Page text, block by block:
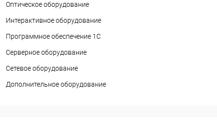
Оптическое оборудование
Интерактивное оборудование
Программное обеспечение 1С
Серверное оборудование
Сетевое оборудование
Дополнительное оборудование